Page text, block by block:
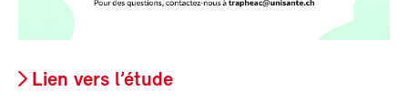
Lien vers l’étude